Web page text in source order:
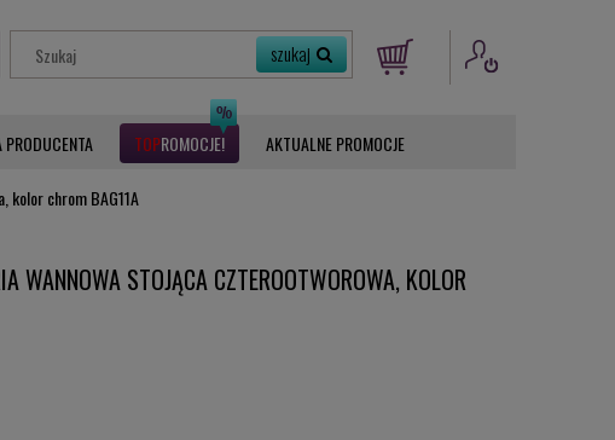
PRODUCENTA ROMOCJE AKTUALNE PROMOCJE
kolor chrom BAG11A
WANNOWA STOJĄCA CZTEROOTWOROWA, KOLOR